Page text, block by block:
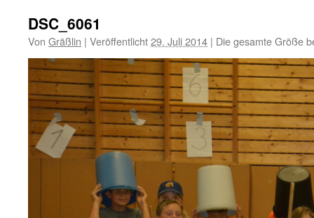
DSC_6061
Von Gräßlin | Veröffentlicht29. Juli 2014 | Die gesamte Größe